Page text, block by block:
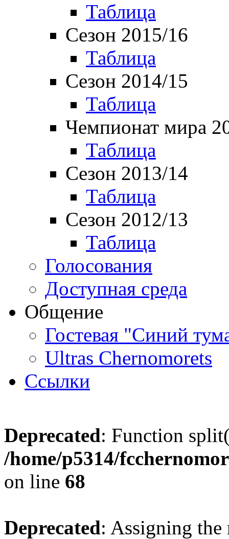
Таблица
Сезон 2015/16
Таблица
Сезон 2014/15
Таблица
Чемпионат мира
Таблица
Сезон 2013/14
Таблица
Сезон 2012/13
Таблица
Голосования
Доступная среда
Общение
Гостевая "Синий
Ultras Chernomorets
Ссылки
Deprecated: Function
/home/p5314/
on line 68
Deprecated: Assigning the